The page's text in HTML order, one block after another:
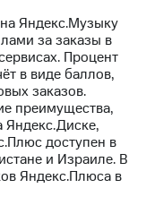
Яндекс.Музыку
за заказы в
Процент
в виде баллов,
заказов.
преимущества,
Яндекс.Диске,
доступен в
и Израиле. В
Яндекс.Плюса в